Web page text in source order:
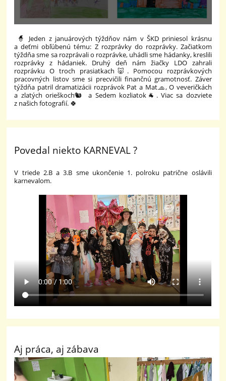
🧙 Jeden z januárových týždňov nám v ŠKD priniesol krásnu
a deťmi obľúbenú tému: Z rozprávky do rozprávky. Začiatkom
týždňa sme sa rozprávali o rozprávke, uhádli sme hádanky, kreslili
rozprávky z hádaniek. Druhý deň nám žiačky LDO zahrali
rozprávku O troch prasiatkach🐷. Pomocou rozprávkových
pracovných listov sme si precvičili finančnú gramotnosť. Záver
týždňa patril dramatizácii rozprávok Pat a Mat🧢, O veveričkách
a zlatých orieškoch🐿️ a Sedem kozliatok🐐. Viac sa dozviete
z našich fotografií. 🍀
Povedal niekto KARNEVAL ?
V triede 2.B a 3.B sme ukončenie 1. polroku patrične oslávili
karnevalom.
Aj práca, aj zábava